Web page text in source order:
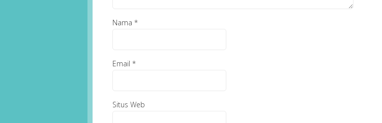
Nama*
Email*
Situs Web